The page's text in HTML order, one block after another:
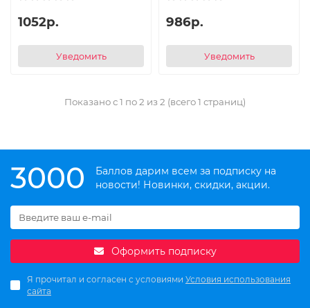
1052р.
Уведомить
986р.
Уведомить
Показано с 1 по 2 из 2 (всего 1 страниц)
3000
Баллов дарим всем за подписку на
новости! Новинки, скидки, акции.
Оформить подписку
Я прочитал и согласен с условиями Условия использования
сайта